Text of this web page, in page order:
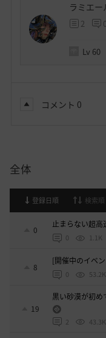
ラミエー
2 0
Lv 60
コメント 0
全体
登録日順 検索順
0
止まらない超高
0 1.1K
8
[開催中のイベ
0 53.2K
19
黒い砂漠が初め
2 43.3K